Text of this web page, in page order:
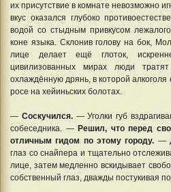
их присутствие в комнате невозможно
вкус оказался глубоко
водой со стыдным привкусом
коне языка. Склонив голову на бок,
лице делает ещё глоток,
цивилизованных мирах люди
охлаждённую дрянь, в которой
росе на хейиньских болотах.
— Соскучился. — Уголки губ
собеседника. — Решил, что перед
отличным гидом по этому городу. —
глаз со снайпера и тщательно
лице, затем медленно вскидывает
собственный глаз, дважды постукивая